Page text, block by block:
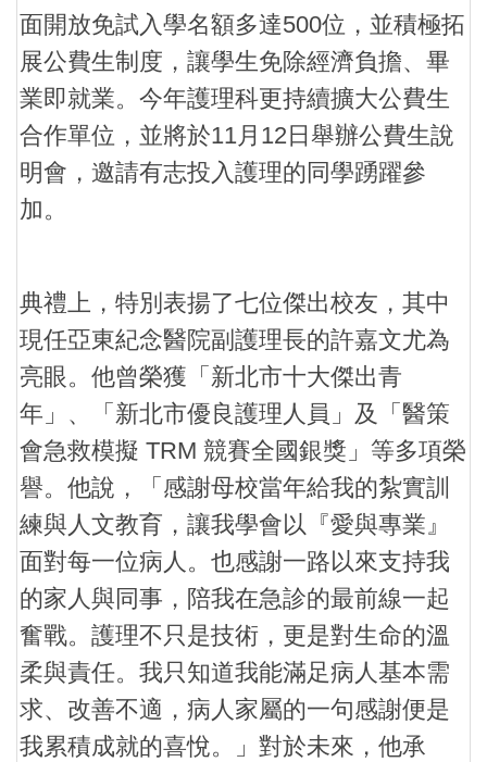
面開放免試入學名額多達500位，並積極拓
展公費生制度，讓學生免除經濟負擔、畢
業即就業。今年護理科更持續擴大公費生
合作單位，並將於11月12日舉辦公費生說
明會，邀請有志投入護理的同學踴躍參
加。
典禮上，特別表揚了七位傑出校友，其中
現任亞東紀念醫院副護理長的許嘉文尤為
亮眼。他曾榮獲「新北市十大傑出青
年」、「新北市優良護理人員」及「醫策
會急救模擬 TRM 競賽全國銀獎」等多項榮
譽。他說，「感謝母校當年給我的紮實訓
練與人文教育，讓我學會以『愛與專業』
面對每一位病人。也感謝一路以來支持我
的家人與同事，陪我在急診的最前線一起
奮戰。護理不只是技術，更是對生命的溫
柔與責任。我只知道我能滿足病人基本需
求、改善不適，病人家屬的一句感謝便是
我累積成就的喜悅。」對於未來，他承